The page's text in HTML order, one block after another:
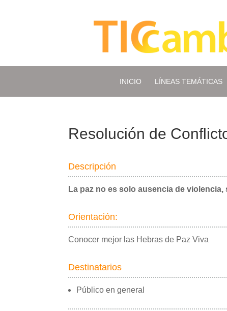
INICIO LÍNEAS TEMÁTICAS
Resolución de
Descripción
La paz no es solo ausencia de
Orientación:
Conocer mejor las Hebras de Paz Viva
Destinatarios
Público en general